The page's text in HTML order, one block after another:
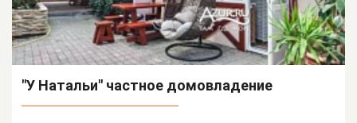
"У Натальи" частное домовладение